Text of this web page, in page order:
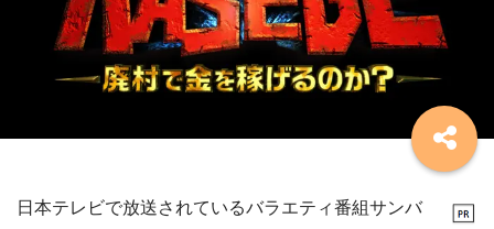
日本テレビで放送されているバラエティ番組サンバ